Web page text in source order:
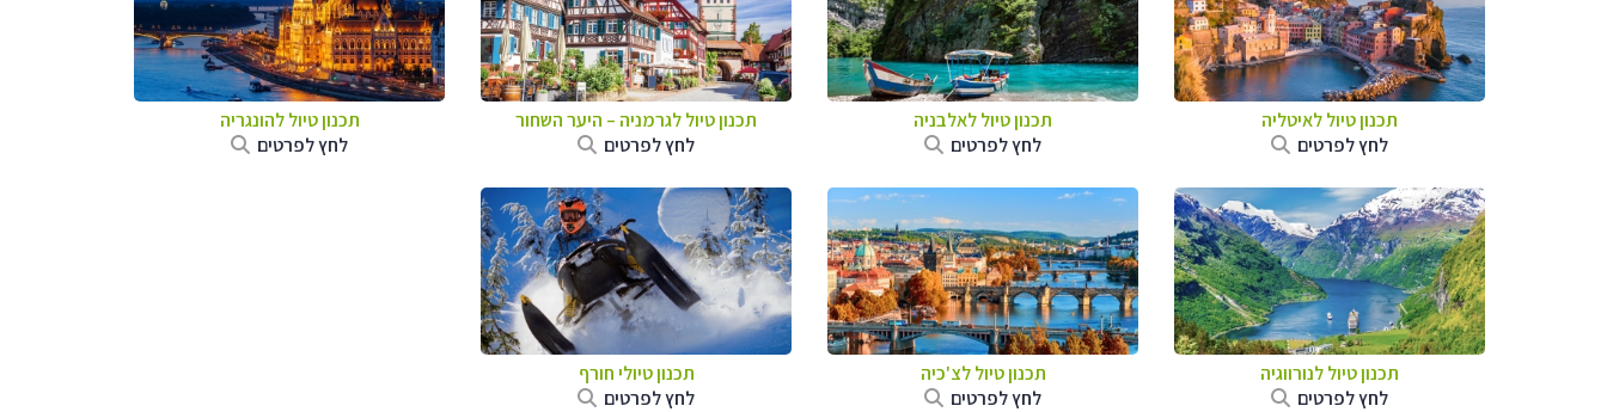
תכנון טיול לאיטליה
לחץ לפרטים
תכנון טיול לאלבניה
לחץ לפרטים
תכנון טיול לגרמניה – היער השחור
לחץ לפרטים
תכנון טיול להונגריה
לחץ לפרטים
תכנון טיול לנורווגיה
לחץ לפרטים
תכנון טיול לצ'כיה
לחץ לפרטים
תכנון טיולי חורף
לחץ לפרטים